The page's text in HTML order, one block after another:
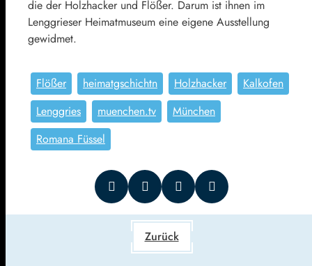
die der Holzhacker und Flößer. Darum ist ihnen im
Lenggrieser Heimatmuseum eine eigene Ausstellung
gewidmet.
Flößer heimatgschichtn Holzhacker
Kalkofen
Lenggries
muenchen.tv
München
Romana Füssel
Zurück